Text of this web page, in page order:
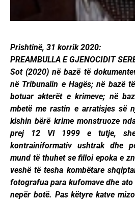
Prishtinë, 31 korrik 2020:
PREAMBULLA E GJENOCIDIT
Sot (2020) në bazë të
në Tribunalin e Hagës; në bazë
botuar akterët e krimeve; në
mbetë me rastin e arratisjes së
kishin bërë krime monstruoze
prej 12 VI 1999 e tutje,
kontrainiformativ ushtrak dhe
mund të thuhet se filloi epoka e
veshë të tesha kombëtare
fotografua para kufomave dhe
nepër botë. Pas këtyre katve